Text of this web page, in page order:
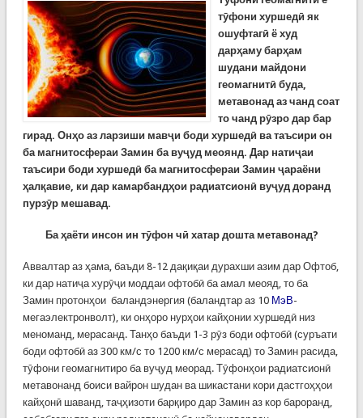
тӯфони хуршедӣ як
ошуфтагӣ ё худ
дарҳаму барҳам
шудани майдони
геомагнитӣ буда,
метавонад аз чанд соат
то чанд рӯзро дар бар
гирад. Онҳо аз ларзиши мавҷи боди хуршедӣ ва таъсири он
ба магнитосфераи Замин ба вуҷуд меоянд. Дар натиҷаи
таъсири боди хуршедӣ ба магнитосфераи Замин ҷараёни
ҳалқавие, ки дар камарбандҳои радиатсионӣ вуҷуд доранд
пурзӯр мешавад.
Ба ҳаёти инсон ин тӯфон чӣ хатар дошта метавонад?
Аввалтар аз ҳама, баъди 8-12 дақиқаи дурахши азим дар Офтоб,
ки дар натиҷа хурӯҷи моддаи офтобӣ ба амал меояд, то ба
Замин протонҳои баландэнергия (баландтар аз 10 МэВ-
мегаэлектронволт), ки онҳоро нурҳои кайҳонии хуршедӣ низ
меноманд, мерасанд. Танҳо баъди 1-3 рӯз боди офтобӣ (суръати
боди офтобӣ аз 300 км/с то 1200 км/с мерасад) то Замин расида,
тӯфони геомагнитиро ба вуҷуд меорад. Тӯфонҳои радиатсионӣ
метавонанд боиси вайрон шудан ва шикастани кори дастгоҳҳои
кайҳонӣ шаванд, таҷҳизоти барқиро дар Замин аз кор бароранд,